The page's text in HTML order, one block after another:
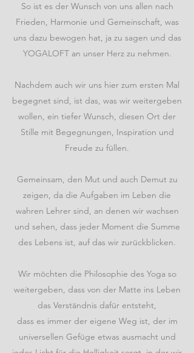
So ist es der Wunsch von uns allen nach
Frieden, Harmonie und Gemeinschaft, was
uns dazu bewogen hat, ja zu sagen und das
YOGALOFT an unser Herz zu nehmen.
Nachdem auch wir uns hier zum ersten Mal
begegnet sind, ist das, was wir weitergeben
wollen, ein tiefer Wunsch, diesen Ort der
Stille mit Begegnungen, Inspiration und
Freude zu füllen.
Gemeinsam, den Mut und auch Demut zu
zeigen, da die Aufgaben im Leben die
wahren Lehrer sind, an denen wir wachsen
und sehen, dass jeder Moment die Summe
des Lebens ist, auf das wir zurückblicken.
Wir möchten die Philosophie des Yoga so
weitergeben, dass von der Matte ins Leben
das Verständnis dafür entsteht,
dass es immer der eigene Weg ist, der im
universellen Gefüge etwas ausmacht und